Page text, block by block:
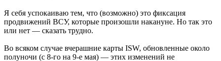
Я себя успокаиваю тем, что (возможно) это фиксация
продвижений ВСУ, которые произошли накануне. Но так это
или нет — сказать трудно.
Во всяком случае вчерашние карты ISW, обновленные около
полуночи (с 8-го на 9-е мая) — этих изменений не